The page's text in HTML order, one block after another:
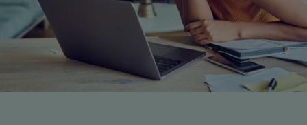
ERGO Berater finden
Kundenportal Log-in